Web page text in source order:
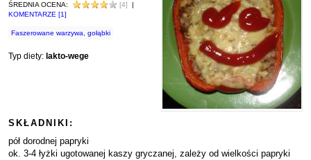
ŚREDNIA OCENA: [4]
|
KOMENTARZE [1]
Faszerowane warzywa, gołąbki
Typ diety: lakto-wege
SKŁADNIKI:
pół dorodnej papryki
ok. 3-4 łyżki ugotowanej kaszy gryczanej, zależy od wielkości papryki